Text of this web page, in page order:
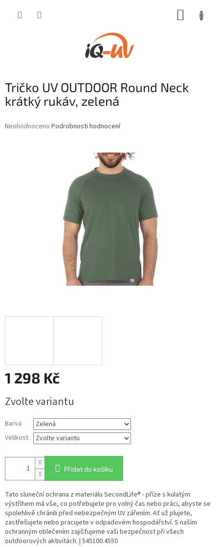
Tričko UV OUTDOOR Round Neck
krátký rukáv, zelená
Průměrné
Neohodnoceno Podrobnosti hodnocení
1 298 Kč
cena:
Zvolte variantu
Barva
Velikost
Přidat do košíku
Tato sluneční ochrana z materiálu SecondLife® - příze s kulatým
výstřihem má vše, co potřebujete pro volný čas nebo práci, abyste se
spolehlivě chránili před nebezpečným UV zářením. Ať už plujete,
zastřešujete nebo pracujete v odpadovém hospodářství. S naším
ochranným oblečením zajišťujeme vaši bezpečnost při všech
outdoorových aktivitách. | 545100.4550